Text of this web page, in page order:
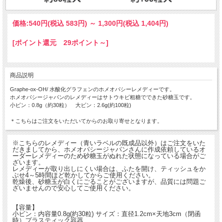
価格:540円(税込 583円) ～ 1,300円(税込 1,404円)
[ポイント還元 29ポイント～]
商品説明
Graphe-ox-OH/ 水酸化グラフェンのホメオパシーレメディーです。
ホメオパシージャパンのレメディーはサトウキビ粗糖でできた砂糖玉です。
小ビン：0.8g（約30粒） 大ビン：2.6g(約100粒)
＊こちらはご注文をいただいてからのお取り寄せとなります。
※こちらのレメディー（青いラベルの既成品以外）はご注文をいた
だきましてから、ホメオパシージャパンさんに作成依頼しているオ
ーダーレメディーのため砂糖玉がぬれた状態になっている場合がご
ざいます。
レメディーが取り出しにくい場合は、ふたを開け、ティッシュをか
ぶせ4～5時間ほど乾かしてからご使用ください。
乾燥後、砂糖玉が白くにごることがございますが、品質には問題ご
ざいませんので安心してご使用ください。
【容量】
小ビン：内容量0.8g(約30粒) サイズ：直径1.2cm×天地3cm（閉函
時）プラスティック容器